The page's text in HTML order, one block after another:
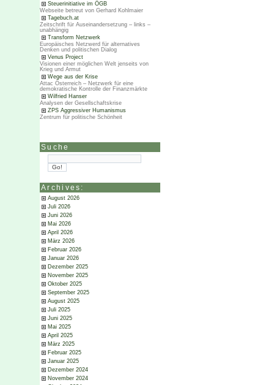
Steuerinitiative im ÖGB
Webseite betreut von Gerhard Kohlmaier
Tagebuch.at
Zeitschrift für Auseinandersetzung – links –
unabhängig
Transform Netzwerk
Europäisches Netzwerd für alternatives
Denken und politischen Dialog
Venus Project
Visionen einer möglichen Welt jenseits von
Krieg und Armut
Wege aus der Krise
Attac Österreich – Netzwerk für eine
demokratische Kontrolle der Finanzmärkte
Wilfried Hanser
Analysen der Gesellschaftskrise
ZPS Aggressiver Humanismus
Zentrum für politische Schönheit
Suche
Archives:
August 2026
Juli 2026
Juni 2026
Mai 2026
April 2026
März 2026
Februar 2026
Januar 2026
Dezember 2025
November 2025
Oktober 2025
September 2025
August 2025
Juli 2025
Juni 2025
Mai 2025
April 2025
März 2025
Februar 2025
Januar 2025
Dezember 2024
November 2024